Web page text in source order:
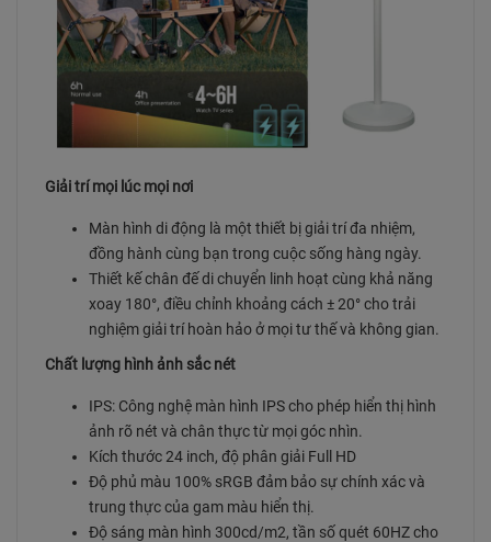
Giải trí mọi lúc mọi nơi
Màn hình di động là một thiết bị giải trí đa nhiệm,
đồng hành cùng bạn trong cuộc sống hàng ngày.
Thiết kế chân đế di chuyển linh hoạt cùng khả năng
xoay 180°, điều chỉnh khoảng cách ± 20° cho trải
nghiệm giải trí hoàn hảo ở mọi tư thế và không gian.
Chất lượng hình ảnh sắc nét
IPS: Công nghệ màn hình IPS cho phép hiển thị hình
ảnh rõ nét và chân thực từ mọi góc nhìn.
Kích thước 24 inch, độ phân giải Full HD
Độ phủ màu 100% sRGB đảm bảo sự chính xác và
trung thực của gam màu hiển thị.
Độ sáng màn hình 300cd/m2, tần số quét 60HZ cho